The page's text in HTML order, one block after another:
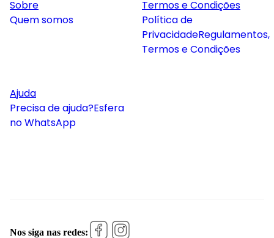
Sobre
Quem somos
Termos e Condições
Política de
PrivacidadeRegulamentos,
Termos e Condições
Ajuda
Precisa de ajuda?Esfera
no WhatsApp
Nos siga nas redes: